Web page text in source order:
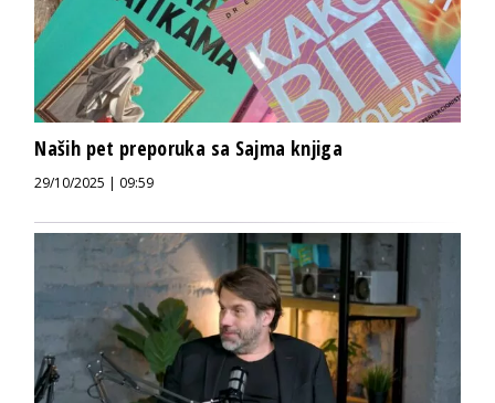
Naših pet preporuka sa Sajma knjiga
29/10/2025 | 09:59